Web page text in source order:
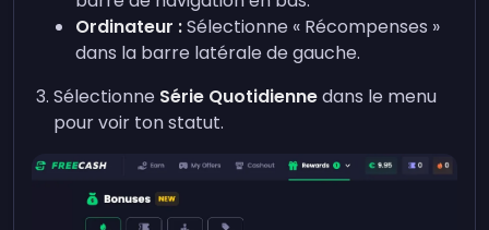
Ordinateur :Sélectionne « Récompenses »
dans la barre latérale de gauche.
Sélectionne Série Quotidiennedans le menu
pour voir ton statut.